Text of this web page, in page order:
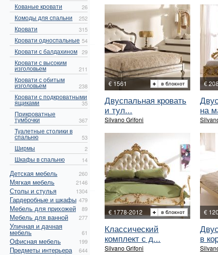
Кованые кровати 26
Комоды для спальни 252
Кровати 315
Кровати односпальные 54
Кровати с балдахином 29
Кровати с высоким
изголовьем 211
Кровати с обитым
изголовьем 238
Кровати с подкроватными
ящиками 35
Прикроватные
тумбочки 367
Туалетные столики в
спальню 53
Ширмы 2
Шкафы в спальню 14
Детская мебель 260
Мягкая мебель 2146
Столы и стулья 1304
Гардеробные и шкафы 479
Мебель для прихожей 89
Мебель для ванной 277
Уличная и дачная
мебель 61
Офисная мебель 199
Предметы интерьера 644
€ 1561
Двуспальная кровать
и тул...
Silvano Grifoni
€
на
€ 1778-2012
Классический
комплект с д...
Silvano Grifoni
€
в